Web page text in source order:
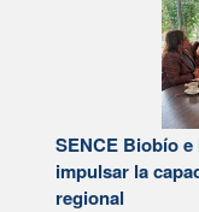
SENCE Biobío
impulsar la
regional